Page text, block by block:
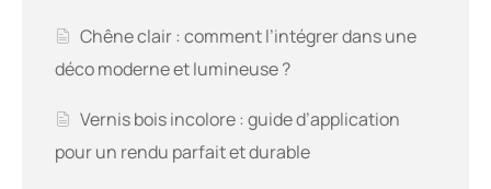
Chêne clair : comment l’intégrer dans une
déco moderne et lumineuse ?
Vernis bois incolore : guide d’application
pour un rendu parfait et durable